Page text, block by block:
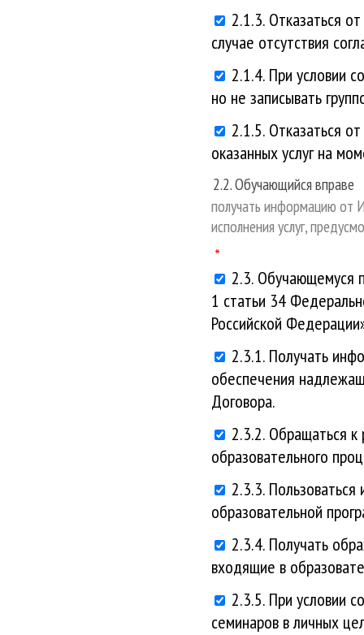
2.1.3. Отказаться
случае отсутствия
2.1.4. При условии
но не записывать
2.1.5. Отказаться
оказанных услуг на
2.2. Обучающийся вправе
получать информацию от
исполнения услуг,
2.3. Обучающемуся
1 статьи 34
Российской
2.3.1. Получать
обеспечения
Договора.
2.3.2. Обращаться
образовательного
2.3.3.
образовательной
2.3.4. Получать
входящие в
2.3.5. При условии
семинаров в личных